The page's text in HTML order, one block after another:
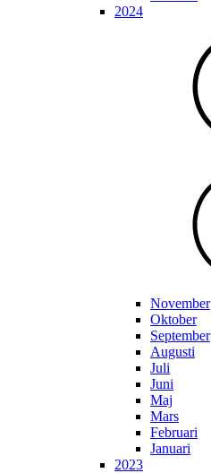
2024
November
Oktober
September
Augusti
Juli
Juni
Maj
Mars
Februari
Januari
2023